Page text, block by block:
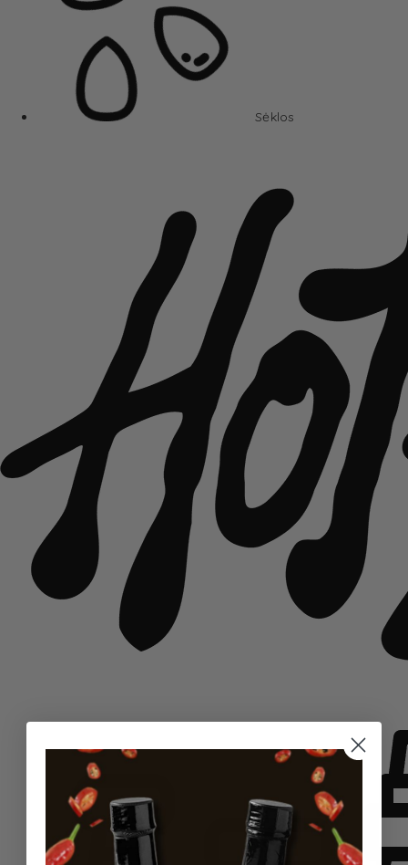
Sėklos